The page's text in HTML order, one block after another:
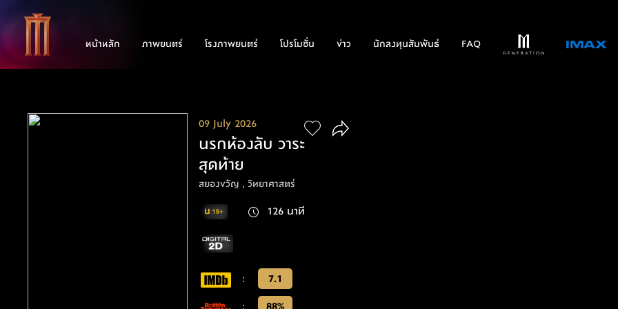
หน้าหลัก ภาพยนตร์ โรงภาพยนตร์ โปรโมชั่น ข่าว นักลงทุนสัมพันธ์ FAQ
09 July 2026
นรกห้องลับ วาระ
สุดท้าย
สยองขวัญ , วิทยาศาสตร์
126 นาที
:
7.1